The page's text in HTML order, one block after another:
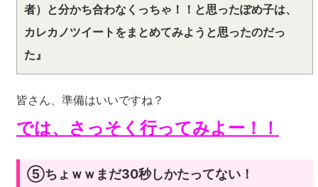
者）と分かち合わなくっちゃ！！と思ったぽめ子は、
カレカノツイートをまとめてみようと思ったのだっ
た』
皆さん、準備はいいですね？
では、さっそく行ってみよー！！
⑤ちょｗｗまだ30秒しかたってない！